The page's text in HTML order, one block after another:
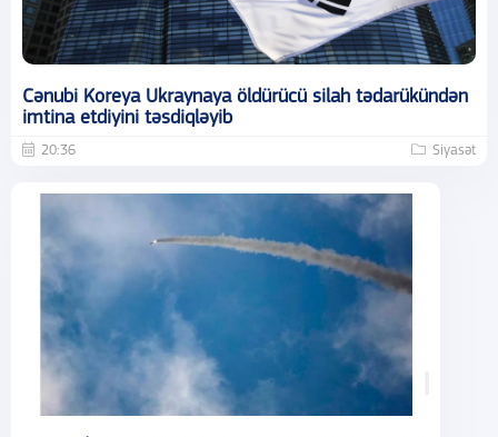
Cənubi Koreya Ukraynaya öldürücü silah tədarükündən
imtina etdiyini təsdiqləyib
20:36 Siyasət